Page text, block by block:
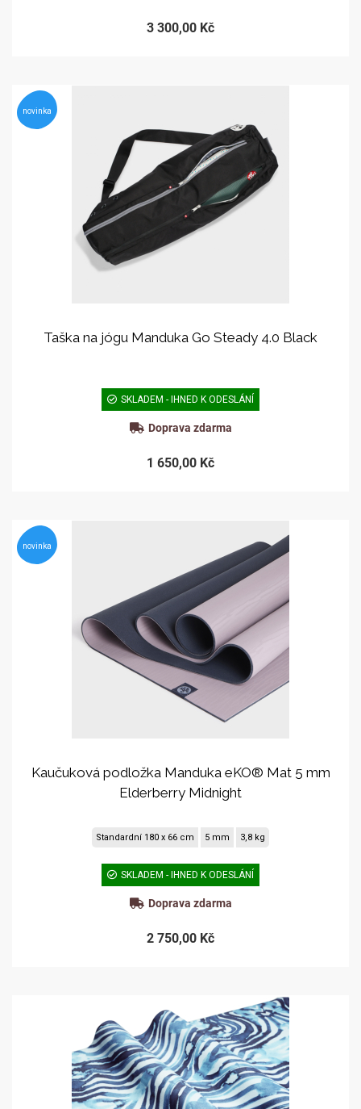
3 300,00 Kč
novinka
Taška na jógu Manduka Go Steady 4.0 Black
SKLADEM - IHNED K ODESLÁNÍ
Doprava zdarma
1 650,00 Kč
novinka
Kaučuková podložka Manduka eKO® Mat 5 mm
Elderberry Midnight
Standardní 180 x 66 cm 5 mm 3,8 kg
SKLADEM - IHNED K ODESLÁNÍ
Doprava zdarma
2 750,00 Kč